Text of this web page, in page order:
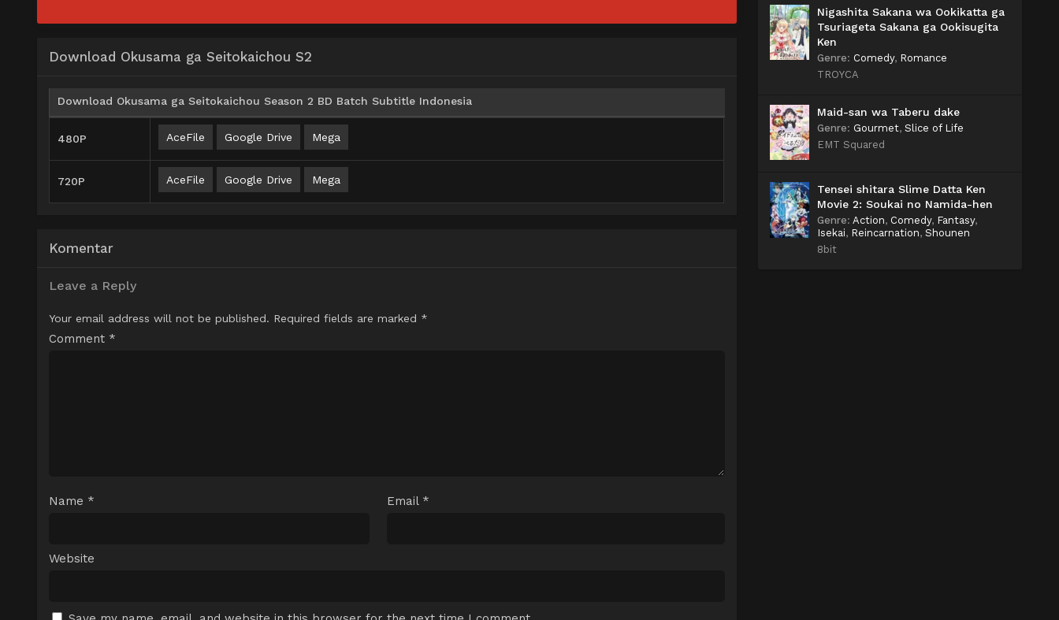
Download Okusama ga Seitokaichou S2
Download Okusama ga Seitokaichou Season 2 BD Batch Subtitle Indonesia
480P AceFile Google Drive Mega
720P AceFile Google Drive Mega
Komentar
Leave a Reply
Your email address will not be published. Required fields are marked *
Comment *
Name * Email *
Website
Nigashita Sakana wa Ookikatta ga
Tsuriageta Sakana ga Ookisugita
Ken
Genre: Comedy, Romance
TROYCA
Maid-san wa Taberu dake
Genre: Gourmet, Slice of Life
EMT Squared
Tensei shitara Slime Datta Ken
Movie 2: Soukai no Namida-hen
Genre: Action, Comedy, Fantasy,
Isekai, Reincarnation, Shounen
8bit